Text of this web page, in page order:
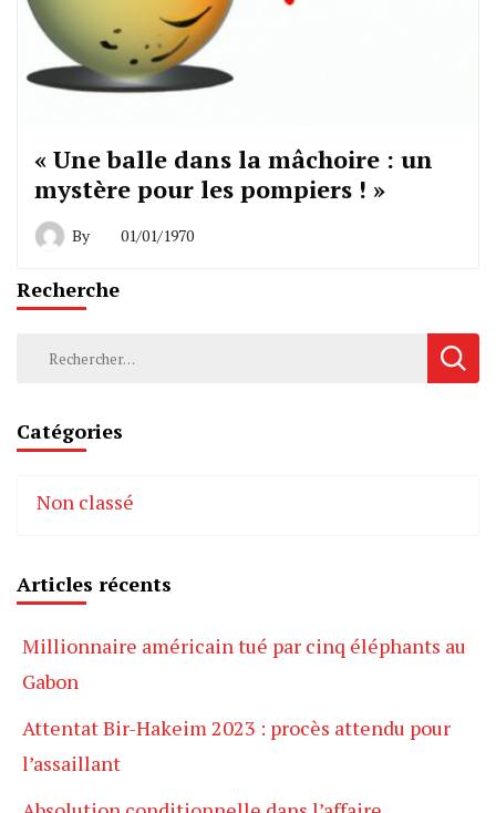
« Une balle dans la mâchoire : un
mystère pour les pompiers ! »
By 01/01/1970
Recherche
Rechercher :
Catégories
Non classé
Articles récents
Millionnaire américain tué par cinq éléphants au
Gabon
Attentat Bir-Hakeim 2023 : procès attendu pour
l’assaillant